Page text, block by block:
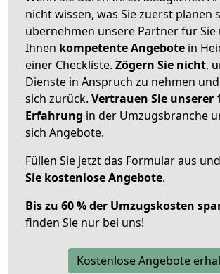
nicht wissen, was Sie zuerst planen
übernehmen unsere Partner für Sie
Ihnen kompetente Angebote in
einer Checkliste. Zögern Sie nicht,
Dienste in Anspruch zu nehmen
sich zurück. Vertrauen Sie unserer
Erfahrung in der Umzugsbranche
sich Angebote.
Füllen Sie jetzt das Formular aus und
Sie kostenlose Angebote.
Bis zu 60 % der Umzugskosten
finden Sie nur bei uns!
Kostenlose Angebote